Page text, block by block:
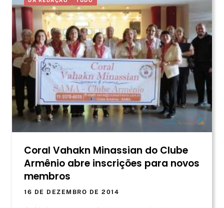
Coral Vahakn Minassian do Clube
Armênio abre inscrições para novos
membros
16 DE DEZEMBRO DE 2014